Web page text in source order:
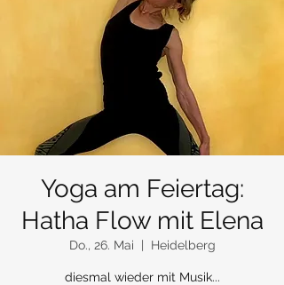
Yoga am Feiertag:
Hatha Flow mit Elena
Do., 26. Mai Heidelberg
diesmal wieder mit Musik...